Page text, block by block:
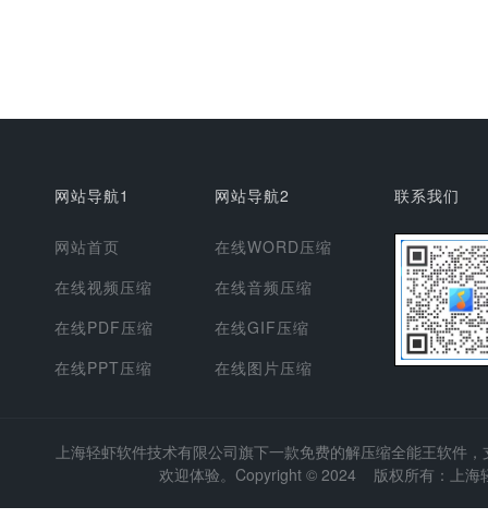
网站导航1
网站首页
在线视频压缩
在线PDF压缩
在线PPT压缩
网站导航2
在线WORD压缩
在线音频压缩
在线GIF压缩
在线图片压缩
联系我们
上海轻虾软件技术有限公司旗下一款免费的解压缩全能王软件
欢迎体验。Copyright © 2024 版权所有：上